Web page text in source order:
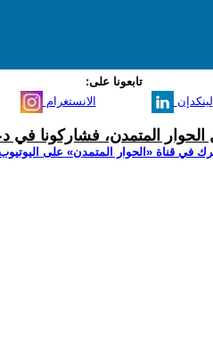
تابعونا على:
الانستغرام لينكدإن
الحوار المتمدن، فشاركونا في
في قناة ‫«الحوار المتمدن» على